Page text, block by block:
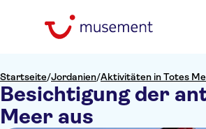
Startseite/Jordanien/Aktivitäten in Totes
Besichtigung der
Meer aus